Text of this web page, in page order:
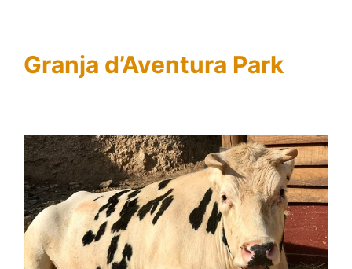
Granja d’Aventura Park